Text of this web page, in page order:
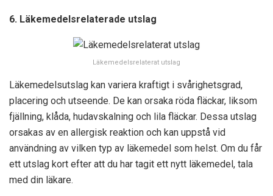
6. Läkemedelsrelaterade utslag
Läkemedelsrelaterat utslag
Läkemedelsutslag kan variera kraftigt i svårighetsgrad,
placering och utseende. De kan orsaka röda fläckar, liksom
fjällning, klåda, hudavskalning och lila fläckar. Dessa utslag
orsakas av en allergisk reaktion och kan uppstå vid
användning av vilken typ av läkemedel som helst. Om du får
ett utslag kort efter att du har tagit ett nytt läkemedel, tala
med din läkare.